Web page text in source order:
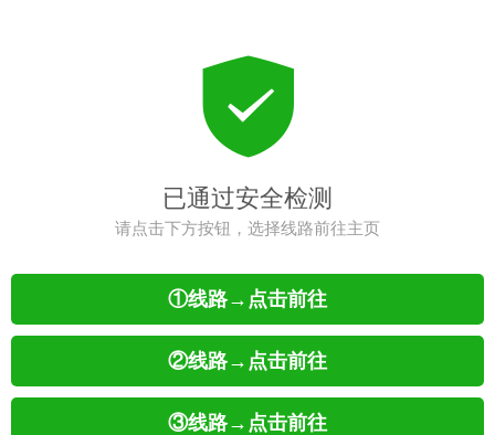
已通过安全检测
请点击下方按钮，选择线路前往主页
①线路→点击前往
②线路→点击前往
③线路→点击前往